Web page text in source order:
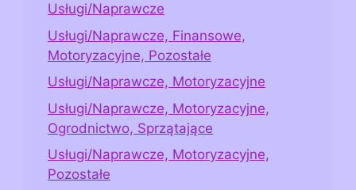
Usługi/Naprawcze
Usługi/Naprawcze, Finansowe,
Motoryzacyjne, Pozostałe
Usługi/Naprawcze, Motoryzacyjne
Usługi/Naprawcze, Motoryzacyjne,
Ogrodnictwo, Sprzątające
Usługi/Naprawcze, Motoryzacyjne,
Pozostałe